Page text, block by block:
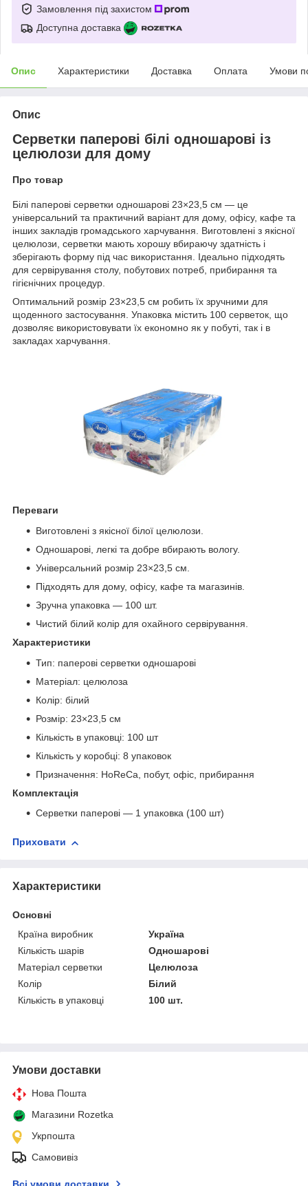
Замовлення під захистом
Доступна доставка
Опис Характеристики Доставка Оплата Умови
Опис
Серветки паперові білі одношарові із
целюлози для дому
Про товар
Білі паперові серветки одношарові 23×23,5 см — це
універсальний та практичний варіант для дому, офісу, кафе та
інших закладів громадського харчування. Виготовлені з якісної
целюлози, серветки мають хорошу вбираючу здатність і
зберігають форму під час використання. Ідеально підходять
для сервірування столу, побутових потреб, прибирання та
гігієнічних процедур.
Оптимальний розмір 23×23,5 см робить їх зручними для
щоденного застосування. Упаковка містить 100 серветок, що
дозволяє використовувати їх економно як у побуті, так і в
закладах харчування.
Переваги
Виготовлені з якісної білої целюлози.
Одношарові, легкі та добре вбирають вологу.
Універсальний розмір 23×23,5 см.
Підходять для дому, офісу, кафе та магазинів.
Зручна упаковка — 100 шт.
Чистий білий колір для охайного сервірування.
Характеристики
Тип: паперові серветки одношарові
Матеріал: целюлоза
Колір: білий
Розмір: 23×23,5 см
Кількість в упаковці: 100 шт
Кількість у коробці: 8 упаковок
Призначення: HoReCa, побут, офіс, прибирання
Комплектація
Серветки паперові — 1 упаковка (100 шт)
Приховати
Характеристики
Основні
Країна виробник
Україна
Кількість шарів
Одношарові
Матеріал серветки
Целюлоза
Колір
Білий
Кількість в упаковці
100 шт.
Умови доставки
Нова Пошта
Магазини Rozetka
Укрпошта
Самовивіз